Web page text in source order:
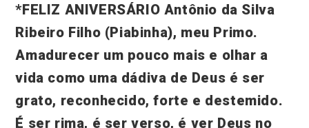
*FELIZ ANIVERSÁRIO Antônio da Silva
Ribeiro Filho (Piabinha), meu Primo.
Amadurecer um pouco mais e olhar a
vida como uma dádiva de Deus é ser
grato, reconhecido, forte e destemido.
É ser rima, é ser verso, é ver Deus no